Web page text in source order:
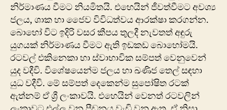
නිර්මාණය වීමට නියමිතයි. එහෙයින් ජීවත්වීමට අවශ්‍ය
ජලය, ශාක හා ජෛව විවිධත්වය ආරක්ෂා කරගන්න.
බොහෝ විට ඉදිරි වසර කීපය තුලදී නැවතත් අඳුරු
යුගයක් නිර්මාණය වීමට ඇති ඉඩකඩ බොහෝමයි.
රටවල් එකිනෙකා හා ස්වාභාවික සම්පත් වෙනුවෙන්
යුද වදීවි. විශේෂයෙන්ම ජලය හා ඛණිජ තෙල් සඳහා
යුධ වදීවි. මේ සම්පත් දෙකෙන්ම සුපෝෂිත රටක්
ඇත්නම් ඒ ශ්‍රී ලංකාවයි. එහෙයින් වෙනත් රටවලින්